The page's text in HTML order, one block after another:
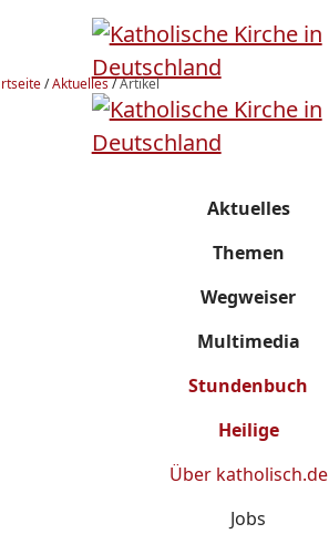
/Aktuelles/Artikel
Aktuelles
Themen
Wegweiser
Multimedia
Stundenbuch
Heilige
Über katholisch.de
Jobs